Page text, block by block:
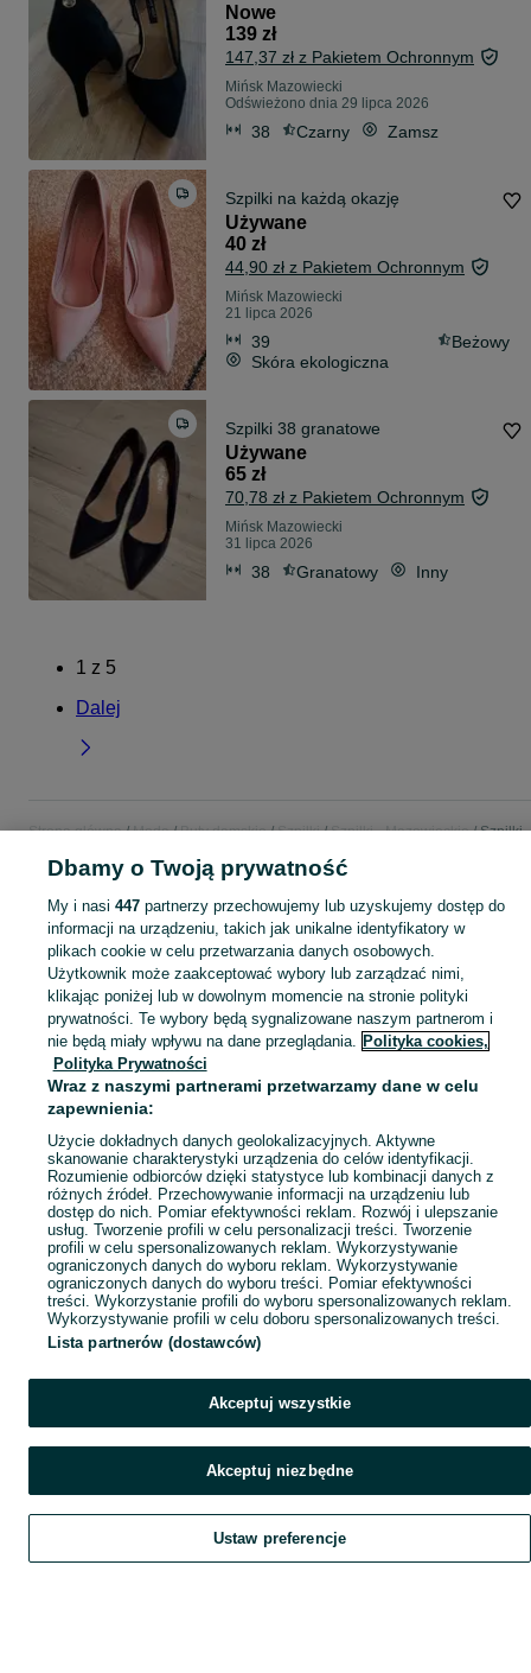
Nowe
139 zł
147,37 zł z Pakietem Ochronnym
Mińsk Mazowiecki
Odświeżono dnia 29 lipca 2026
38 Czarny Zamsz
Szpilki na każdą okazję
Używane
40 zł
44,90 zł z Pakietem Ochronnym
Mińsk Mazowiecki
21 lipca 2026
39
Beżowy
Skóra ekologiczna
Szpilki 38 granatowe
Używane
65 zł
70,78 zł z Pakietem Ochronnym
Mińsk Mazowiecki
31 lipca 2026
38 Granatowy Inny
1 z 5
Dalej
Strona główna Moda Buty damskie Szpilki Szpilki - Mazowieckie
Szpilki -
KATEGORIA
Szeroki wybór szpilek damskich Mińsk Mazowiecki ▶️ Różne marki, kolory i rozmiary ✅ Nowe i używane w atrakcyjnych cenach ✌ Znajdź oferty na OLX.pl! Zobacz
Mapa kategorii
Mapa miejscowości
Mapa ministron
Szukaj Obserwujesz Dodaj Czat Konto
Dbamy o Twoją prywatność
My i nasi 447partnerzy przechowujemy lub uzyskujemy dostęp do
informacji na urządzeniu, takich jak unikalne identyfikatory w
plikach cookie w celu przetwarzania danych osobowych.
Użytkownik może zaakceptować wybory lub zarządzać nimi,
klikając poniżej lub w dowolnym momencie na stronie polityki
prywatności. Te wybory będą sygnalizowane naszym partnerom i
nie będą miały wpływu na dane przeglądania. Polityka cookies,
Polityka Prywatności
Wraz z naszymi partnerami przetwarzamy dane w celu
zapewnienia:
Użycie dokładnych danych geolokalizacyjnych. Aktywne
skanowanie charakterystyki urządzenia do celów identyfikacji.
Rozumienie odbiorców dzięki statystyce lub kombinacji danych z
różnych źródeł. Przechowywanie informacji na urządzeniu lub
dostęp do nich. Pomiar efektywności reklam. Rozwój i ulepszanie
usług. Tworzenie profili w celu personalizacji treści. Tworzenie
profili w celu spersonalizowanych reklam. Wykorzystywanie
ograniczonych danych do wyboru reklam. Wykorzystywanie
ograniczonych danych do wyboru treści. Pomiar efektywności
treści. Wykorzystanie profili do wyboru spersonalizowanych reklam.
Wykorzystywanie profili w celu doboru spersonalizowanych treści.
Lista partnerów (dostawców)
Akceptuj wszystkie
Akceptuj niezbędne
Ustaw preferencje